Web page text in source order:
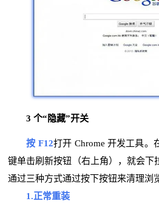
3 个“隐藏”开关
按 F12打开 Chrome 开发工具。
键单击刷新按钮（右上角），就会下
通过三种方式通过按下按钮来清理浏
1.正常重装